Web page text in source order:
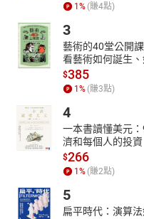
無靠的生活，非常困苦，經常
巫瑪斯非常自立，是一個非
轉眼，已經成了一個十六歲
別的眷顧，可以說是「屋漏
參加部落的獵團上山狩獵，
【有聲書製作】
總策畫／撰文：田哲益
布農族巒群族語．譯寫：全正
布農族巒群族語朗讀：全正文
華語朗讀：王秀鳳
封面繪圖：王顧明
1 % (賺4點)
3
藝術的40堂公開
看藝術如何誕生、
$385
1 % (賺3點)
4
一本書讀懂美元
濟和每個人的投資
$266
1 % (賺2點)
5
扁平時代：演算